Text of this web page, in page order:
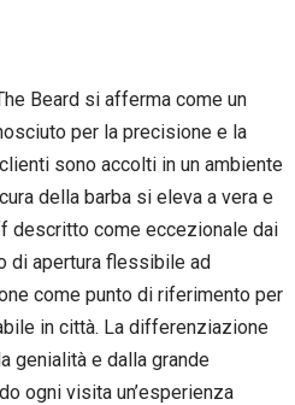
Beard si afferma come un
per la precisione e la
sono accolti in un ambiente
della barba si eleva a vera e
descritto come eccezionale dai
di apertura flessibile ad
come punto di riferimento per
in città. La differenziazione
genialità e dalla grande
ogni visita un’esperienza